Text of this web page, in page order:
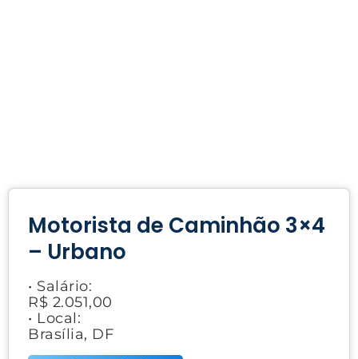
Motorista de Caminhão 3×4
– Urbano
• Salário:
R$ 2.051,00
• Local:
Brasília, DF